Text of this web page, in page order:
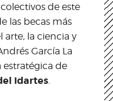
de este
las becas más
la ciencia y
García La
estratégica de
Idartes.